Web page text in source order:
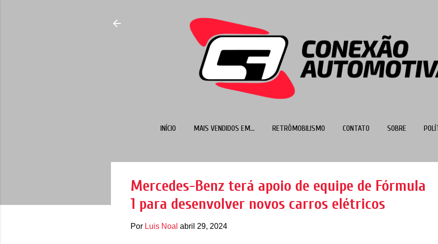
INÍCIO MAIS VENDIDOS EM... RETRÔMOBILISMO CONTATO SOBRE
Mercedes-Benz terá apoio de equipe de Fórmula
1 para desenvolver novos carros elétricos
Por Luis Noal abril 29, 2024